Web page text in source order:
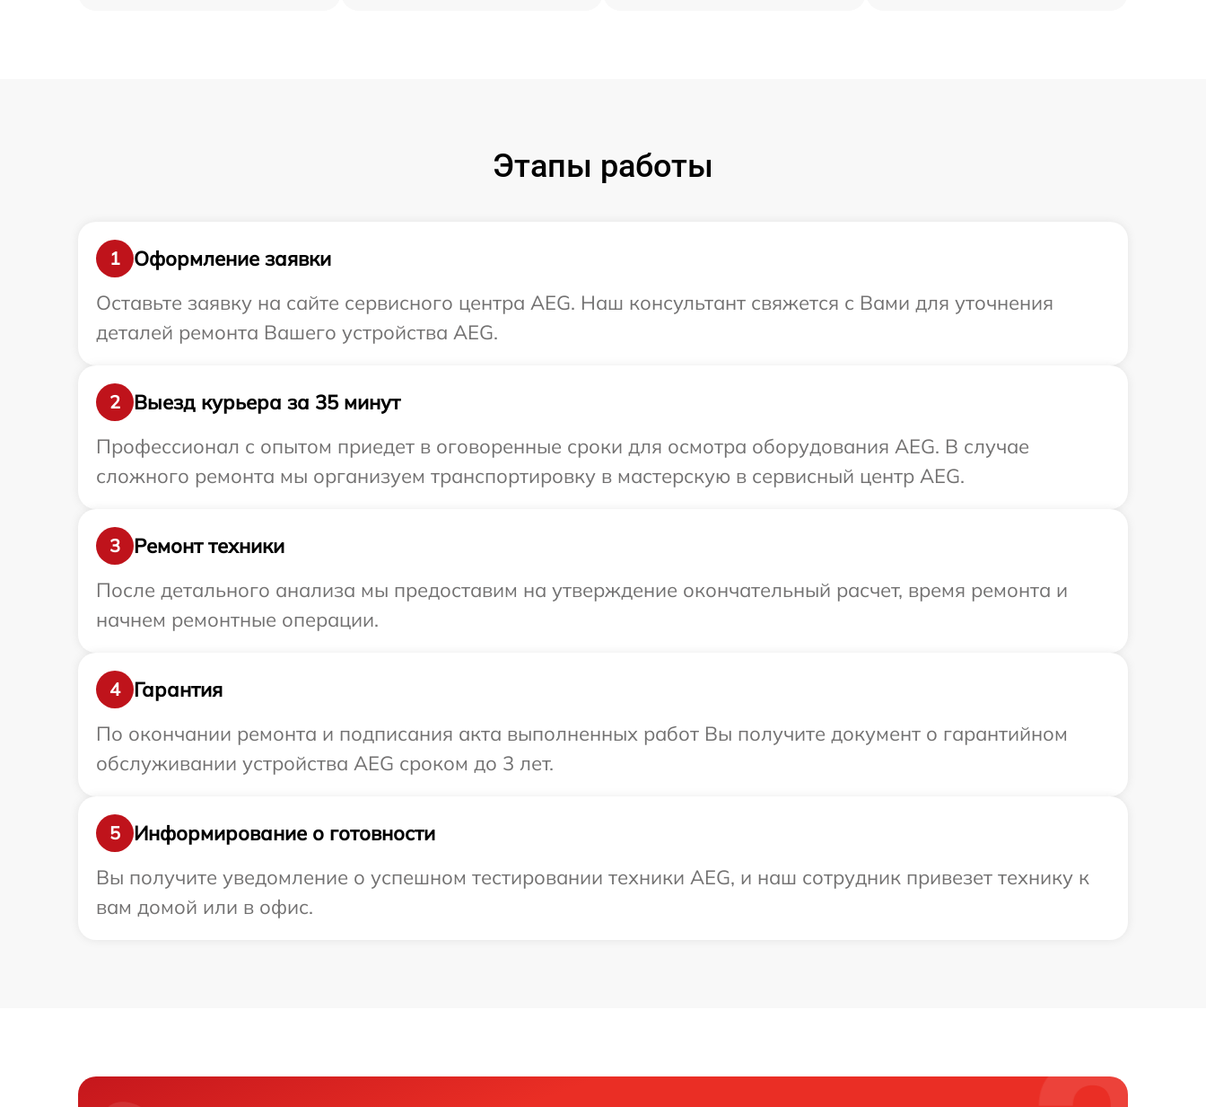
Этапы работы
1
Оформление заявки
Оставьте заявку на сайте сервисного центра AEG. Наш консультант свяжется с Вами для уточнения
деталей ремонта Вашего устройства AEG.
2
Выезд курьера за 35 минут
Профессионал с опытом приедет в оговоренные сроки для осмотра оборудования AEG. В случае
сложного ремонта мы организуем транспортировку в мастерскую в сервисный центр AEG.
3
Ремонт техники
После детального анализа мы предоставим на утверждение окончательный расчет, время ремонта и
начнем ремонтные операции.
4
Гарантия
По окончании ремонта и подписания акта выполненных работ Вы получите документ о гарантийном
обслуживании устройства AEG сроком до 3 лет.
5
Информирование о готовности
Вы получите уведомление о успешном тестировании техники AEG, и наш сотрудник привезет технику к
вам домой или в офис.